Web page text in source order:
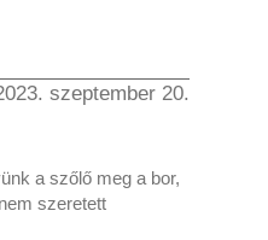
szeptember 20.
a szőlő meg a bor,
szeretett